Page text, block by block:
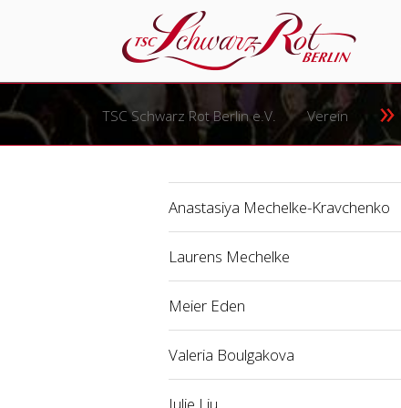
TSC Schwarz Rot Berlin e.V. Verein
Anastasiya Mechelke-Kravchenko
Laurens Mechelke
Meier Eden
Valeria Boulgakova